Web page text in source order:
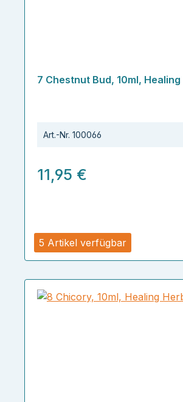
5 Artikel verfügbar
7 Chestnut Bud, 10ml,
Art.-Nr. 100066
11,95 €